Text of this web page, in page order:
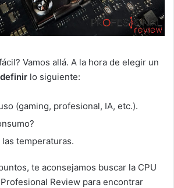
Vamos allá. A la hora de elegir un
lo siguiente:
(gaming, profesional, IA, etc.).
temperaturas.
te aconsejamos buscar la CPU
Review para encontrar